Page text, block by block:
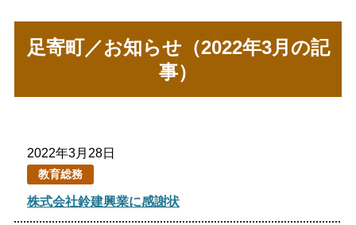
足寄の教育トップ
図書館
足寄町／お知らせ（2022年3月の記
事）
2022年3月28日
教育総務
株式会社鈴建興業に感謝状